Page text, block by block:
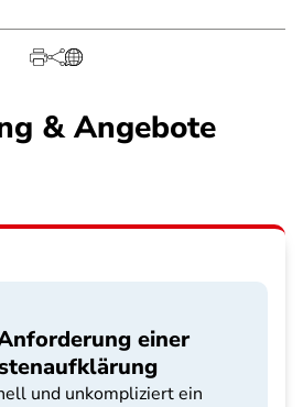
& Angebote
einer
und unkompliziert ein